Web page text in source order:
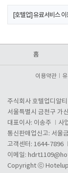
[호텔업] 유료서비스
홈
이용약관
주식회사 호텔업디알티
서울특별시 금천구 가
대표이사: 이송주
사
통신판매업신고: 서울
고객센터: 1644-7896
이메일:
Copyright ⓒ